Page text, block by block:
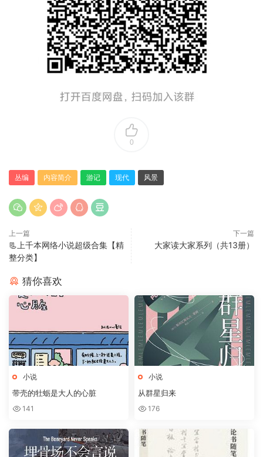
0
丛编 内容简介 游记 现代 风景
上一篇
📃上千本网络小说超级合集【精
整分类】
下一篇
大家读大家系列（共13册）
猜你喜欢
小说
带壳的牡蛎是大人的心脏
141
小说
从群星归来
176